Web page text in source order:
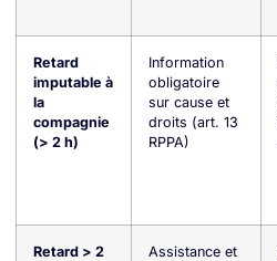
Retard
imputable à
la
compagnie
(> 2 h)
Information
obligatoire
sur cause et
droits (art. 13
RPPA)
Retard > 2
Assistance et